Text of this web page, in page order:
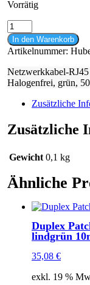
Vorrätig
RJ45
Patchkabel
m.
CAT
7
Rohkabel
PIMF
grün
Menge
In den Warenkorb
Artikelnummer:
Netzwerkkabel-
Halogenfrei, grün,
Zusätzliche
Zusätzliche
Gewicht 0,1 kg
Ähnliche
Duplex
lindgrün
35,08 €
exkl. 19 %